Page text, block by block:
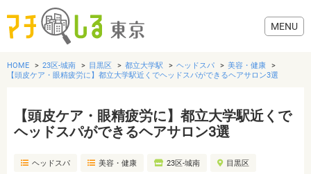
グルメ
美容・健康
HOME 23区-城南 目黒区 都立大学駅 ヘッドスパ
美容・健康
【頭皮ケア・眼精疲労に】都立大学駅近くでヘッドスパができるヘアサロン3選
【頭皮ケア・眼精疲労に】都立大学駅近くで
ヘッドスパができるヘアサロン3選
ヘッドスパ 美容・健康 23区-城南 目黒区